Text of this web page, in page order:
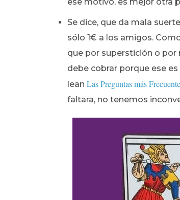
Se dice, que da mala
sólo 1€ a los amigos.
que por superstición o por
debe cobrar porque ese
lean Las Preguntas más
faltara, no tenemos